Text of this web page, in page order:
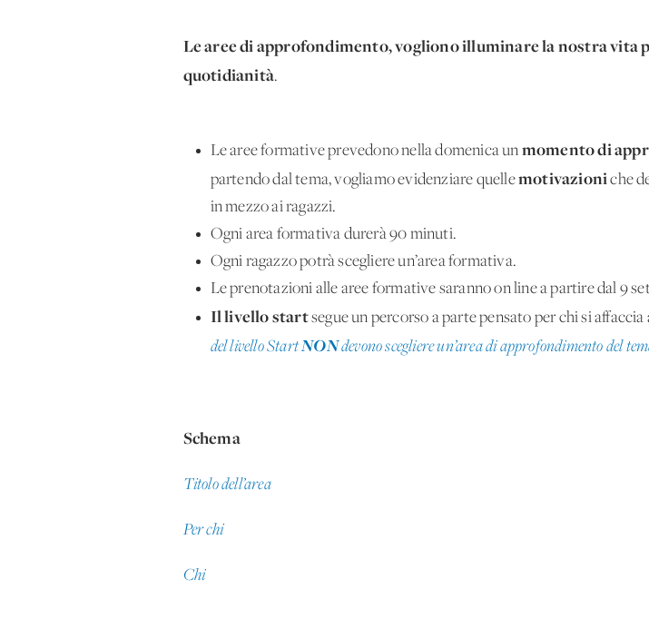
Le aree di approfondimento, vogliono illuminare la nostra vita
quotidianità.
Le aree formative prevedono nella domenica un momento di
partendo dal tema, vogliamo evidenziare quellemotivazioniche
in mezzo ai ragazzi.
Ogni area formativa durerà 90 minuti.
Ogni ragazzo potrà scegliere un’area formativa.
Le prenotazioni alle aree formative saranno on line a partire dal 9
Il livello startsegue un percorso a parte pensato per chi si
del livello StartNONdevono scegliere un’area di approfondimento del
Schema
Titolo dell’area
Per chi
Chi